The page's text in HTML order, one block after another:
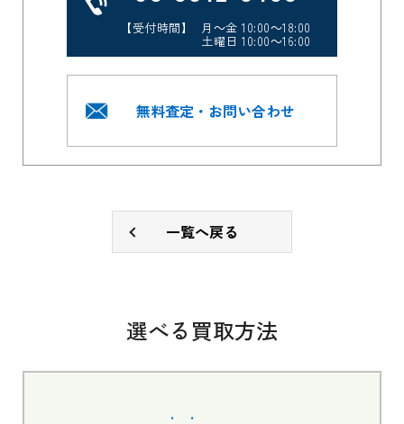
【受付時間】 月～金 10:00～18:00
土曜日 10:00～16:00
無料査定・お問い合わせ
一覧へ戻る
選べる買取方法